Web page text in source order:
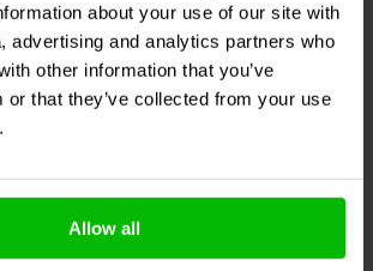
about your use of our site with
advertising and analytics partners who
other information that you’ve
or that they’ve collected from your use
Allow all
2
klantbeoordelingen
Vergleichen
2 Auf Lager
auch